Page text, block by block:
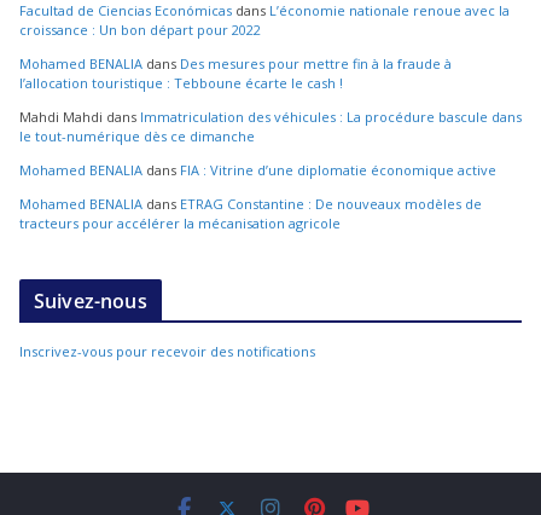
Facultad de Ciencias Económicas dans L’économie nationale renoue avec la
croissance : Un bon départ pour 2022
Mohamed BENALIA dans Des mesures pour mettre fin à la fraude à
l’allocation touristique : Tebboune écarte le cash !
Mahdi Mahdi dans Immatriculation des véhicules : La procédure bascule dans
le tout-numérique dès ce dimanche
Mohamed BENALIA dans FIA : Vitrine d’une diplomatie économique active
Mohamed BENALIA dans ETRAG Constantine : De nouveaux modèles de
tracteurs pour accélérer la mécanisation agricole
Suivez-nous
Inscrivez-vous pour recevoir des notifications